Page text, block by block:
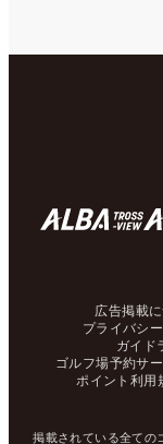
広告掲載
プライバシ
ガイド
ゴルフ場予約サ
ポイント利用
掲載されている全ての